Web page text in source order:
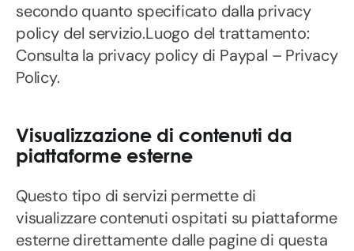
secondo quanto specificato dalla privacy
policy del servizio.Luogo del trattamento:
Consulta la privacy policy di Paypal – Privacy
Policy.
Visualizzazione di contenuti da
piattaforme esterne
Questo tipo di servizi permette di
visualizzare contenuti ospitati su piattaforme
esterne direttamente dalle pagine di questa